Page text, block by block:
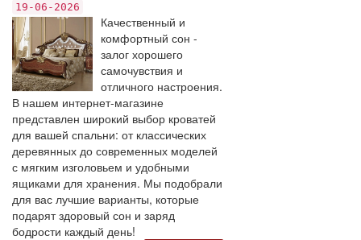
19-06-2026
Качественный и
комфортный сон -
залог хорошего
самочувствия и
отличного настроения.
В нашем интернет-магазине
представлен широкий выбор кроватей
для вашей спальни: от классических
деревянных до современных моделей
с мягким изголовьем и удобными
ящиками для хранения. Мы подобрали
для вас лучшие варианты, которые
подарят здоровый сон и заряд
бодрости каждый день!